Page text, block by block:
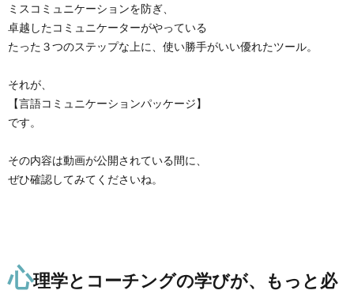
ミスコミュニケーションを防ぎ、
卓越したコミュニケーターがやっている
たった３つのステップな上に、使い勝手がいい優れたツール。
それが、
【言語コミュニケーションパッケージ】
です。
その内容は動画が公開されている間に、
ぜひ確認してみてくださいね。
心理学とコーチングの学びが、もっと必